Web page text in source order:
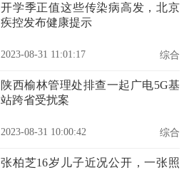
开学季正值这些传染病高发，北京
疾控发布健康提示
2023-08-31 11:01:17 综合
陕西榆林管理处排查一起广电5G基
站跨省受扰案
2023-08-31 10:00:42 综合
张柏芝16岁儿子近况公开，一张照